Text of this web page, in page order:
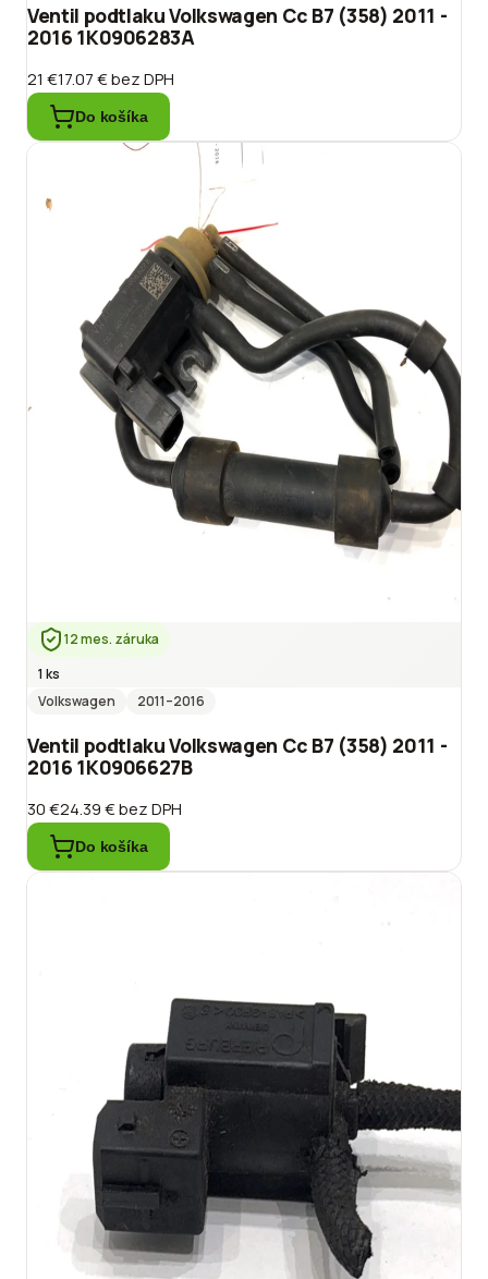
Ventil podtlaku Volkswagen Cc B7 (358) 2011 -
2016 1K0906283A
21 €17.07 €bez DPH
Do košíka
12 mes. záruka
1 ks
Volkswagen
2011–2016
Ventil podtlaku Volkswagen Cc B7 (358) 2011 -
2016 1K0906627B
30 €24.39 €bez DPH
Do košíka